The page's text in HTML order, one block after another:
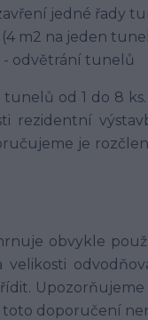
jedné řady
(4 m2 na jeden
- odvětrání tunelů
od 1 do 8
rezidentní
je
obvykle
velikosti
doporučení